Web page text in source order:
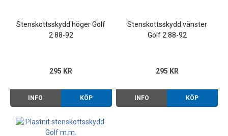
Stenskottsskydd höger Golf
2 88-92
295 KR
INFO KÖP
Stenskottsskydd vänster
Golf 2 88-92
295 KR
INFO KÖP